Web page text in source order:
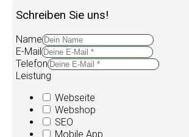
Schreiben Sie uns!
Name
E-Mail
Telefon
Leistung
Webseite
Webshop
SEO
Mobile App